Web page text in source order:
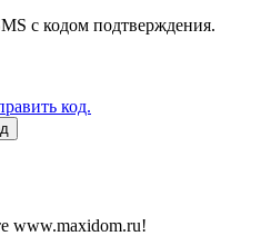
с кодом подтверждения.
код.
www.maxidom.ru!